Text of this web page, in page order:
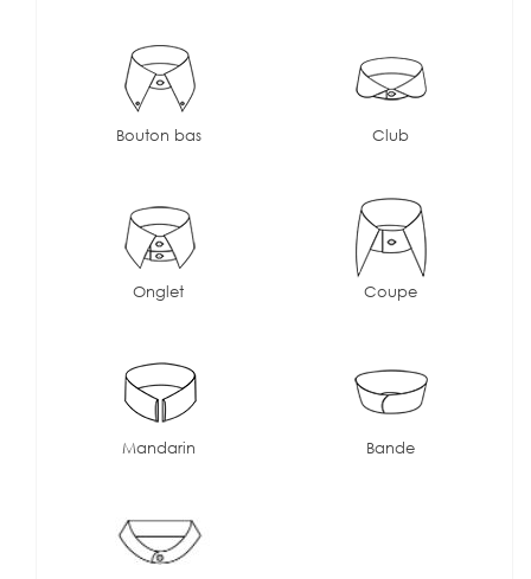
Bouton bas Club
Onglet Coupe
Mandarin Bande